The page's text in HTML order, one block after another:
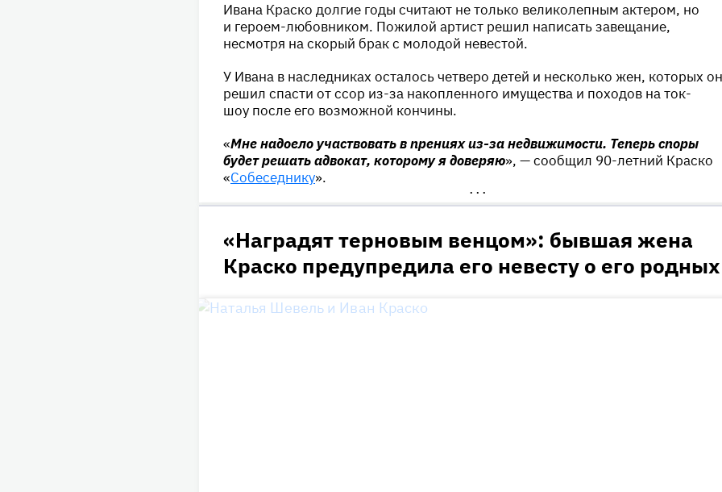
Ивана Краско долгие годы считают не только великолепным актером, но
и героем-любовником. Пожилой артист решил написать завещание,
несмотря на скорый брак с молодой невестой.
У Ивана в наследниках осталось четверо детей и несколько жен, которых он
решил спасти от ссор из-за накопленного имущества и походов на ток-
шоу после его возможной кончины.
«Мне надоело участвовать в прениях из-за недвижимости. Теперь споры
будет решать адвокат, которому я доверяю», — сообщил 90-летний Краско
«Собеседнику».
•••
«Наградят терновым венцом»: бывшая жена
Краско предупредила его невесту о его родных